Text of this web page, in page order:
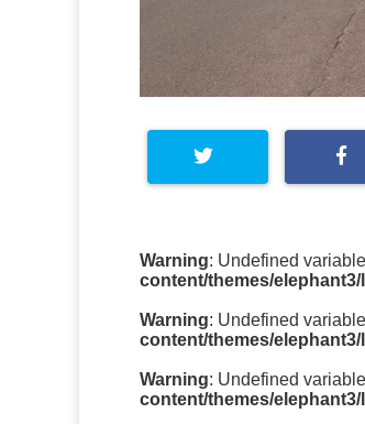
Warning: Undefined
content/themes/
Warning: Undefined
content/themes/
Warning: Undefined
content/themes/